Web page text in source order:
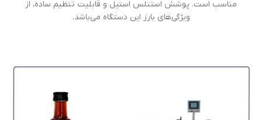
مناسب است. پوشش استنلس استیل و قابلیت تنظیم ساده، از
ویژگی‌های بارز این دستگاه می‌باشد.